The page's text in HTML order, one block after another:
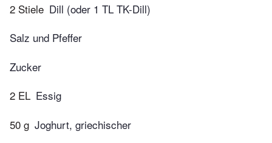
2 Stiele Dill (oder 1 TL TK-Dill)
Salz und Pfeffer
Zucker
2 EL Essig
50 g Joghurt, griechischer